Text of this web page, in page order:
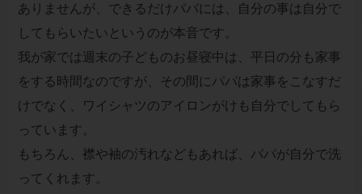
ありませんが、できるだけパパには、自分の事は自分で
してもらいたいというのが本音です。
我が家では週末の子どものお昼寝中は、平日の分も家事
をする時間なのですが、その間にパパは家事をこなすだ
けでなく、ワイシャツのアイロンがけも自分でしてもら
っています。
もちろん、襟や袖の汚れなどもあれば、パパが自分で洗
ってくれます。